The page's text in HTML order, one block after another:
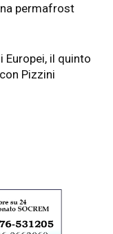
permafrost
Europei, il quinto
Pizzini